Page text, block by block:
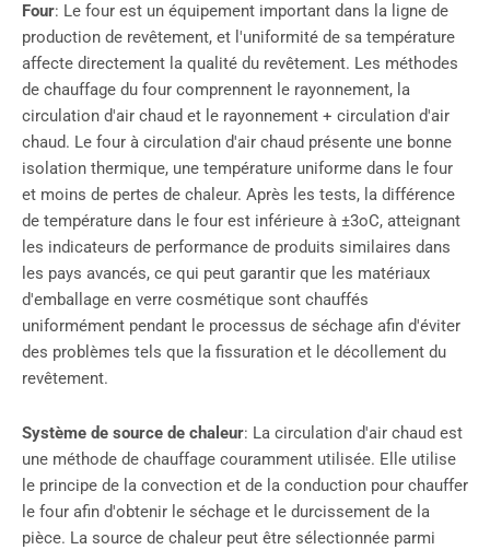
Four: Le four est un équipement important dans la ligne de
production de revêtement, et l'uniformité de sa température
affecte directement la qualité du revêtement. Les méthodes
de chauffage du four comprennent le rayonnement, la
circulation d'air chaud et le rayonnement + circulation d'air
chaud. Le four à circulation d'air chaud présente une bonne
isolation thermique, une température uniforme dans le four
et moins de pertes de chaleur. Après les tests, la différence
de température dans le four est inférieure à ±3oC, atteignant
les indicateurs de performance de produits similaires dans
les pays avancés, ce qui peut garantir que les matériaux
d'emballage en verre cosmétique sont chauffés
uniformément pendant le processus de séchage afin d'éviter
des problèmes tels que la fissuration et le décollement du
revêtement.
Système de source de chaleur: La circulation d'air chaud est
une méthode de chauffage couramment utilisée. Elle utilise
le principe de la convection et de la conduction pour chauffer
le four afin d'obtenir le séchage et le durcissement de la
pièce. La source de chaleur peut être sélectionnée parmi